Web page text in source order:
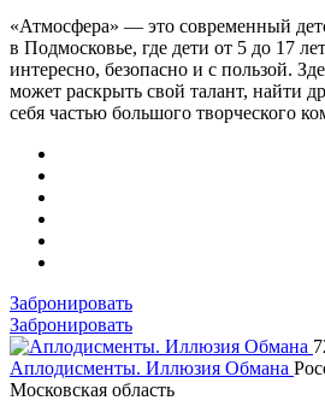
«Атмосфера» — это современный
в Подмосковье, где дети от 5 до 17
интересно, безопасно и с пользой.
может раскрыть свой талант, найти
себя частью большого творческого
Забронировать
Забронировать
Аплодисменты. Иллюзия Обмана
Московская область